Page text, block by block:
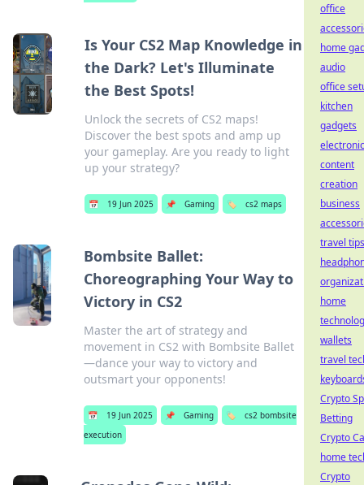
Is Your CS2 Map Knowledge in
the Dark? Let's Illuminate
the Best Spots!
Unlock the secrets of CS2 maps!
Discover the best spots and amp up
your gameplay. Are you ready to light
up your strategy?
📅 19 Jun 2025 📌 Gaming 🏷️ cs2 maps
Bombsite Ballet:
Choreographing Your Way to
Victory in CS2
Master the art of strategy and
movement in CS2 with Bombsite Ballet
—dance your way to victory and
outsmart your opponents!
📅 19 Jun 2025 📌 Gaming 🏷️
cs2 bombsite
execution
office
home
audio
office
kitchen
gadgets
content
creation
business
travel tips
home
wallets
travel
Crypto
Betting
Crypto
home
Crypto